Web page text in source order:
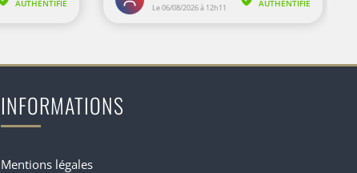
INFORMATIONS
Mentions légales